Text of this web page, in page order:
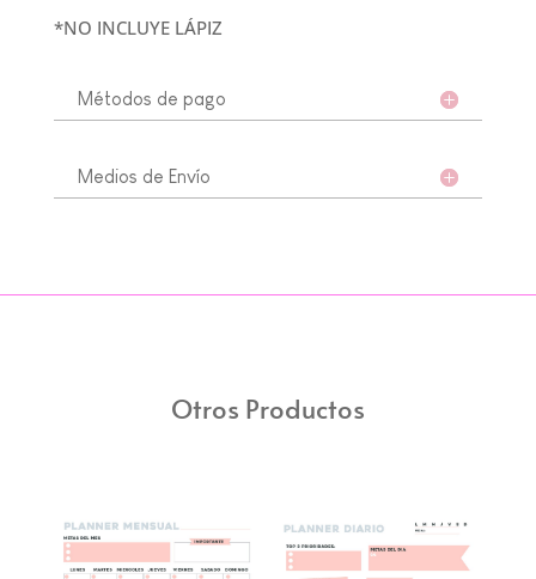
*NO INCLUYE LÁPIZ
Métodos de pago
Medios de Envío
Otros Productos